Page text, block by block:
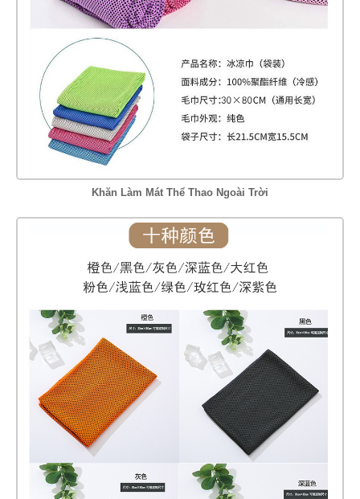
Khăn Làm Mát Thể Thao Ngoài Trời